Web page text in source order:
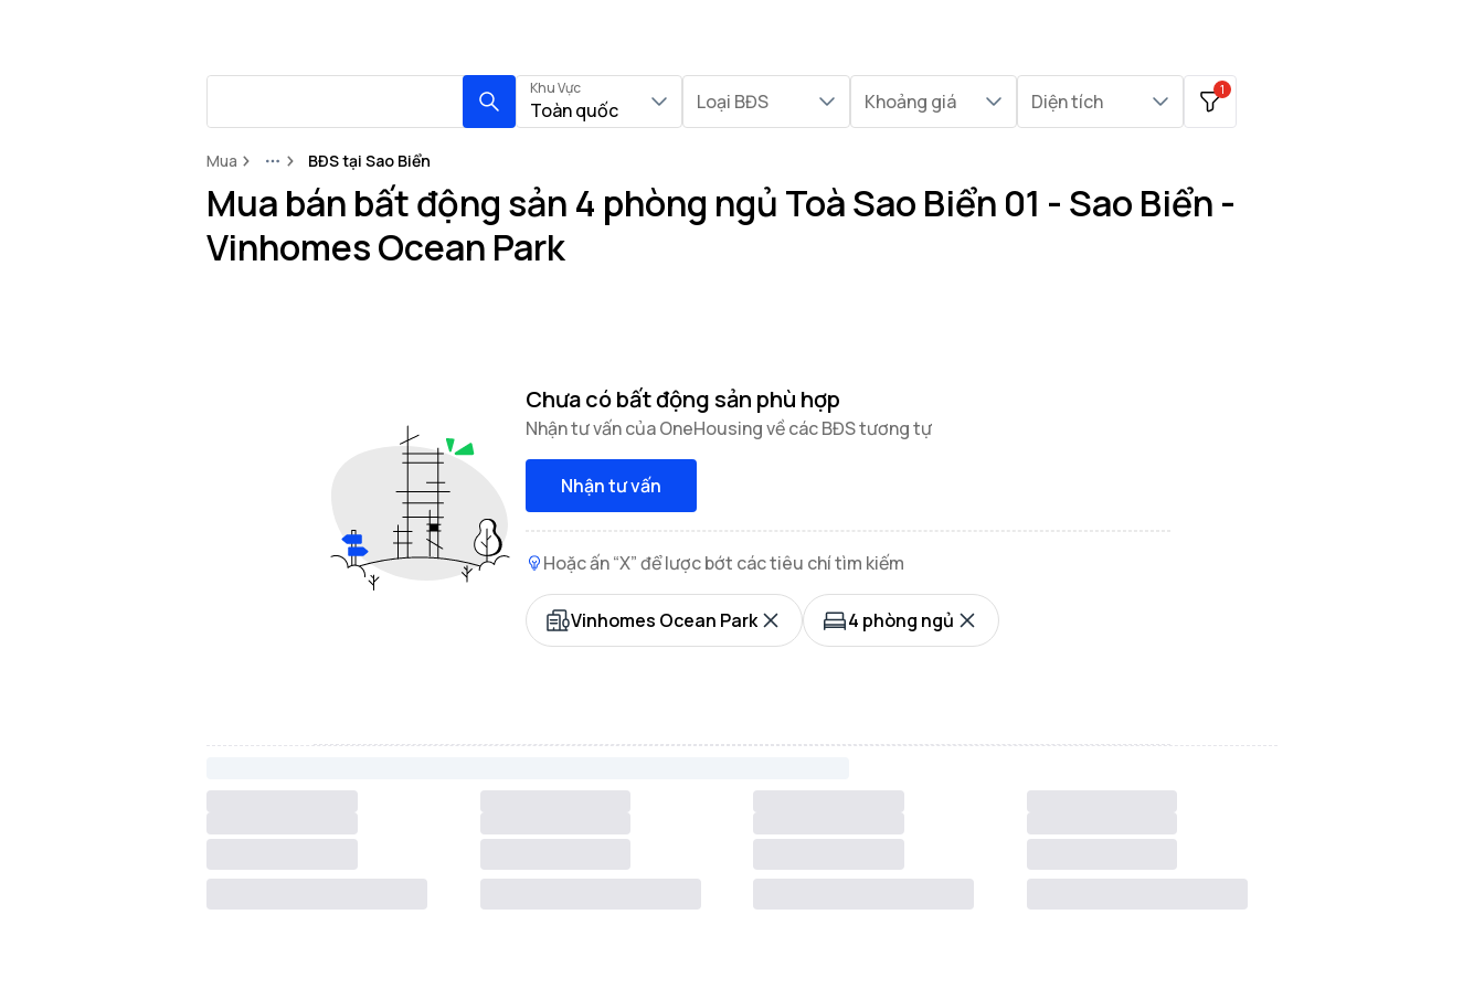
Khu Vực
Toàn quốc Loại BĐS Khoảng giá Diện tích
1
Mua MoreBĐS tại Sao Biển
Mua bán bất động sản 4 phòng ngủ Toà Sao Biển 01 - Sao Biển -
Vinhomes Ocean Park
Chưa có bất động sản phù hợp
Nhận tư vấn của OneHousing về các BĐS tương tự
Nhận tư vấn
Hoặc ấn “X” để lược bớt các tiêu chí tìm kiếm
Vinhomes Ocean Park 4 phòng ngủ